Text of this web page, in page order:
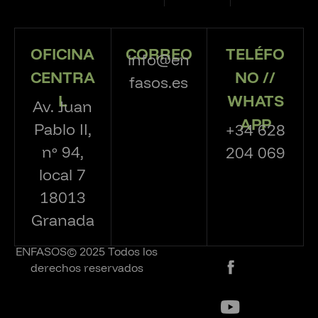
OFICINA
CENTRA
L
Av. Juan
Pablo II,
nº 94,
local 7
18013
Granada
CORREO
info@en
fasos.es
TELÉFO
NO //
WHATS
APP
+34 628
204 069
ENFASOS© 2025 Todos los
derechos reservados